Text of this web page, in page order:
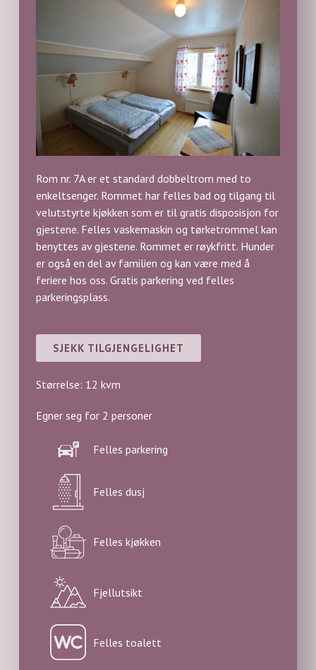
Rom nr. 7A er et standard dobbeltrom med to
enkeltsenger. Rommet har felles bad og tilgang til
velutstyrte kjøkken som er til gratis disposisjon for
gjestene. Felles vaskemaskin og tørketrommel kan
benyttes av gjestene. Rommet er røykfritt. Hunder
er også en del av familien og kan være med å
feriere hos oss. Gratis parkering ved felles
parkeringsplass.
SJEKK TILGJENGELIGHET
Størrelse: 12 kvm
Egner seg for 2 personer
Felles parkering
Felles dusj
Felles kjøkken
Fjellutsikt
Felles toalett